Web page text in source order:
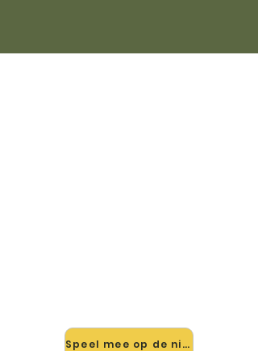
Speel mee op de nieuwe site →